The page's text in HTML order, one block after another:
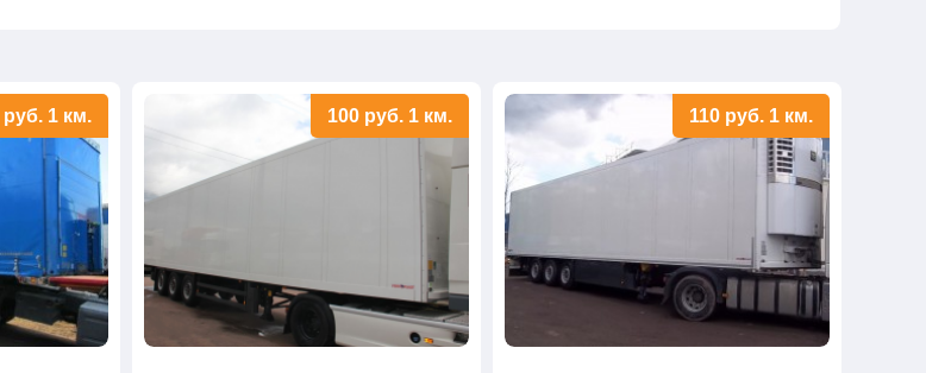
руб. 1 км. 100 руб. 1 км. 110 руб. 1 км.